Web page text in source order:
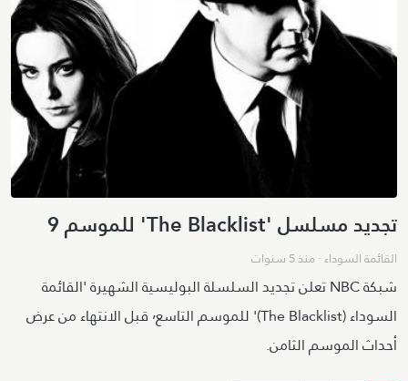
تجديد مسلسل 'The Blacklist' للموسم 9
القائمة السوداء·منذ 5 سنوات
شبكة NBC تعلن تجديد السلسلة البوليسية الشهيرة 'القائمة
السوداء (The Blacklist)' للموسم التاسع٬ قبل الانتهاء من عرض
أحداث الموسم الثامن.